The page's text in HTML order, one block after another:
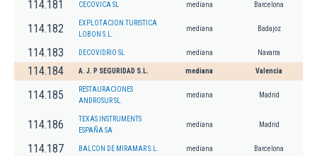
114.181 CECOVICA SL mediana Barcelona
114.182
EXPLOTACION TURISTICA
LOBON S.L.
mediana Badajoz
114.183 DECOVIDRIO SL mediana Navarra
114.184 A. J. P SEGURIDAD S.L. mediana Valencia
114.185
RESTAURACIONES
ANDROSUR SL.
mediana Madrid
114.186
TEXAS INSTRUMENTS
ESPAÑA SA
mediana Madrid
114.187 BALCON DE MIRAMAR S.L. mediana Barcelona